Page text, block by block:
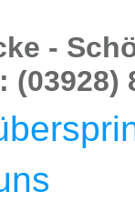
-
(03928)